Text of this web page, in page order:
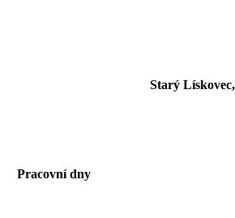
Starý
Pracovní dny